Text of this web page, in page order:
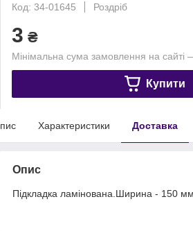
Код: 34-01645
Роздріб
3 ₴
Мінімальна сума замовлення на сайті
Купити
Характеристики Доставка
Опис
Підкладка ламінована.Ширина - 150